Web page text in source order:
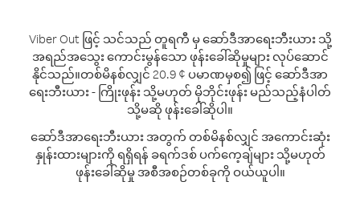
Viber Out ဖြင့် သင်သည် တူရကီ မှ ဆော်ဒီအာရေးဘီးယား သို့
အရည်အသွေး ကောင်းမွန်သော ဖုန်းခေါ်ဆိုမှုများ လုပ်ဆောင်
နိုင်သည်။တစ်မိနစ်လျှင် 20.9 ¢ ပမာဏမှစ၍ ဖြင့် ဆော်ဒီအာ
ရေးဘီးယား - ကြိုးဖုန်း သို့မဟုတ် မိုဘိုင်းဖုန်း မည်သည့်နံပါတ်
သို့မဆို ဖုန်းခေါ်ဆိုပါ။
ဆော်ဒီအာရေးဘီးယား အတွက် တစ်မိနစ်လျှင် အကောင်းဆုံး
နှုန်းထားများကို ရရှိရန် ခရက်ဒစ် ပက်ကေ့ချ်များ သို့မဟုတ်
ဖုန်းခေါ်ဆိုမှု အစီအစဉ်တစ်ခုကို ဝယ်ယူပါ။